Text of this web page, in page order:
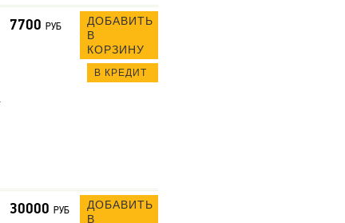
7700 РУБ
ДОБАВИТЬ
В
КОРЗИНУ
В КРЕДИТ
30000 РУБ
ДОБАВИТЬ
В